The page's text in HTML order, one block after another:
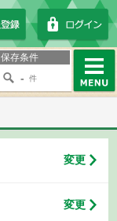
保存条件
- 件
変更
変更